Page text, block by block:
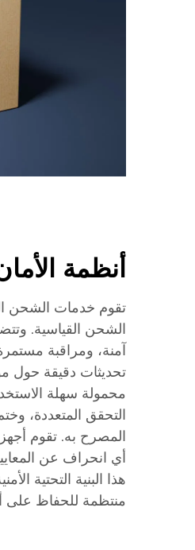
أنظمة
تقوم خدمات الشحن
الشحن القياسية.
آمنة، ومراقبة
تحديثات دقيقة حول
محمولة سهلة
التحقق المتعددة،
أي انحراف عن
هذا البنية التحتية
منتظمة للحفاظ على